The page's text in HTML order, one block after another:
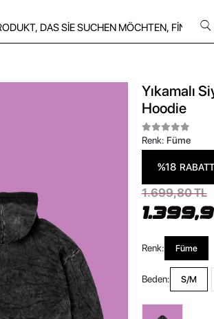
Yıkamalı
Hoodie
Renk: Füme
%18 RABATT
1.699,80 TL
Renk: Füme
Beden: S/M